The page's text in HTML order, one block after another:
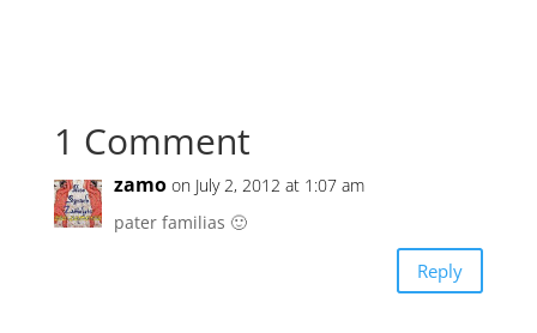
1 Comment
zamo on July 2, 2012 at 1:07 am
pater familias 🙂
Reply